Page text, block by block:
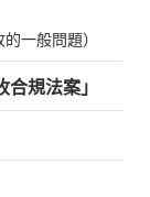
一般問題）
合規法案」